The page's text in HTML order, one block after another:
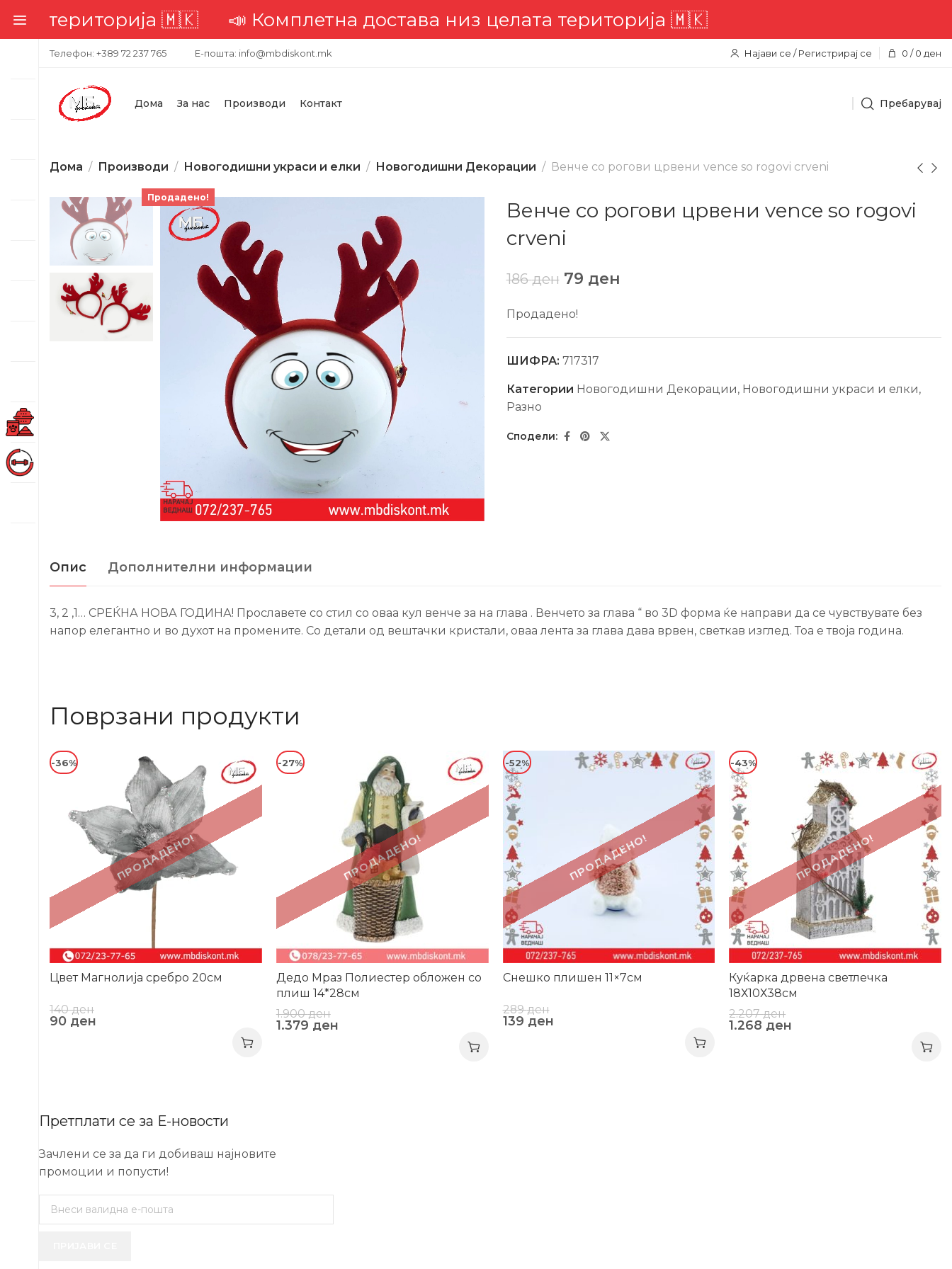
територија 🇲🇰📣 Комплетна достава низ целата територија 🇲🇰
Телефон: +389 72 237 765 Е-пошта: info@mbdiskont.mk Најави се / Регистрирај се 0 / 0 ден
Дома За нас Производи Контакт Пребарувај
Дома Производи Новогодишни украси и елки Новогодишни Декорации Венче со рогови црвени vence so rogovi crveni
-58%
Продадено!
Венче со рогови црвени vence so rogovi
crveni
186ден 79 ден
Продадено!
ШИФРА: 717317
Категории Новогодишни Декорации, Новогодишни украси и елки,
Разно
Опис Дополнителни информации
3, 2 ,1… СРЕЌНА НОВА ГОДИНА! Прославете со стил со оваа кул венче за на глава . Венчето за глава “ во 3D форма ќе направи да се чувствувате без
напор елегантно и во духот на промените. Со детали од вештачки кристали, оваа лента за глава дава врвен, светкав изглед. Тоа е твоја година.
Поврзани продукти
ПРОДАДЕНО!
-36%
Цвет Магнолија сребро 20см
140ден
90 ден
ПРОДАДЕНО!
-27%
Дедо Мраз Полиестер обложен со
плиш 14*28см
1.900ден
1.379 ден
ПРОДАДЕНО!
-52%
Снешко плишен 11×7см
289ден
139 ден
ПРОДАДЕНО!
-43%
Куќарка дрвена светлечка
18Х10Х38см
2.207ден
1.268 ден
Претплати се за Е-новости
Зачлени се за да ги добиваш најновите
промоции и попусти!